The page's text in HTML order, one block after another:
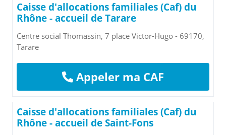
Caisse d'allocations familiales (Caf) du
Rhône - accueil de Tarare
Centre social Thomassin, 7 place Victor-Hugo - 69170,
Tarare
Appeler ma CAF
Caisse d'allocations familiales (Caf) du
Rhône - accueil de Saint-Fons